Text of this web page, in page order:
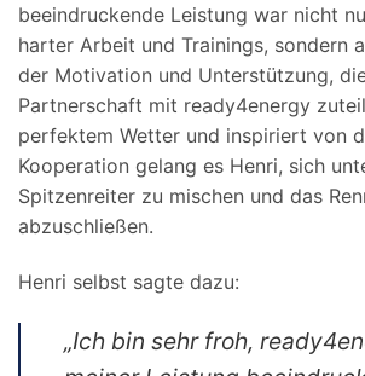
beeindruckende Leistung war nicht
harter Arbeit und Trainings, sondern
der Motivation und Unterstützung,
Partnerschaft mit ready4energy
perfektem Wetter und inspiriert von
Kooperation gelang es Henri, sich
Spitzenreiter zu mischen und das
abzuschließen.
Henri selbst sagte dazu:
„Ich bin sehr froh,